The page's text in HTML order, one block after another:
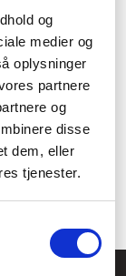
og
medier og
oplysninger
partnere
og
disse
dem, eller
tjenester.
gennem mail
bestemme
parat til at
labelprinter til
her. Vi
vi kommer